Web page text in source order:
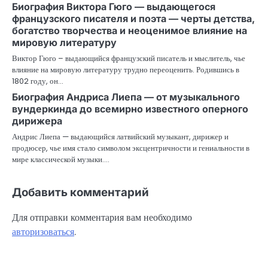
Биография Виктора Гюго — выдающегося
французского писателя и поэта — черты детства,
богатство творчества и неоценимое влияние на
мировую литературу
Виктор Гюго – выдающийся французский писатель и мыслитель, чье
влияние на мировую литературу трудно переоценить. Родившись в
1802 году, он…
Биография Андриса Лиепа — от музыкального
вундеркинда до всемирно известного оперного
дирижера
Андрис Лиепа — выдающийся латвийский музыкант, дирижер и
продюсер, чье имя стало символом эксцентричности и гениальности в
мире классической музыки.…
Добавить комментарий
Для отправки комментария вам необходимо
авторизоваться.